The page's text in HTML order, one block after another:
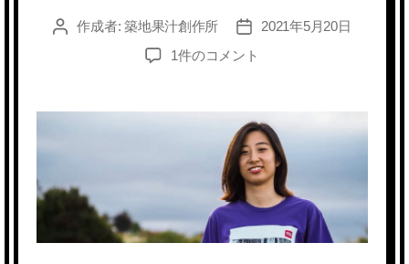
投
作成者:築地果汁創作所
投
稿
日
2021年5月20日
【Voice
根
2
1件のコメント